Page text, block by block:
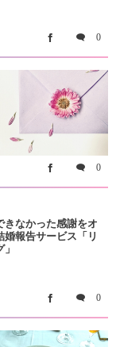
0
0
きなかった感謝をオ
婚報告サービス「リ
0